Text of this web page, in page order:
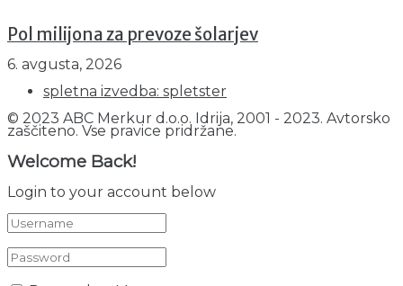
Pol milijona za prevoze šolarjev
6. avgusta, 2026
spletna izvedba: spletster
© 2023 ABC Merkur d.o.o. Idrija, 2001 - 2023. Avtorsko
zaščiteno. Vse pravice pridržane.
Welcome Back!
Login to your account below